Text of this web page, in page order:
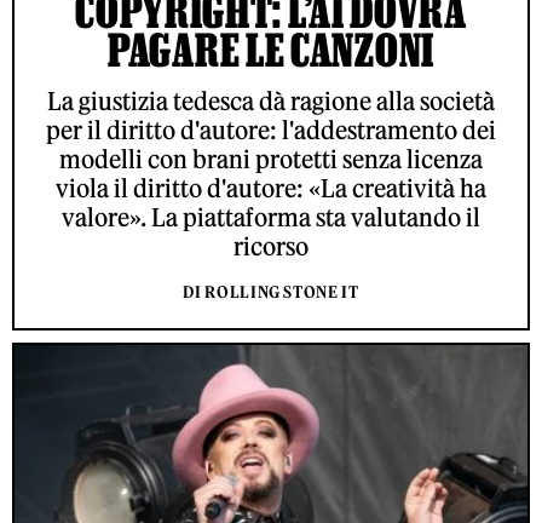
COPYRIGHT: L’AI DOVRÀ
PAGARE LE CANZONI
La giustizia tedesca dà ragione alla società
per il diritto d'autore: l'addestramento dei
modelli con brani protetti senza licenza
viola il diritto d'autore: «La creatività ha
valore». La piattaforma sta valutando il
ricorso
DI ROLLING STONE IT